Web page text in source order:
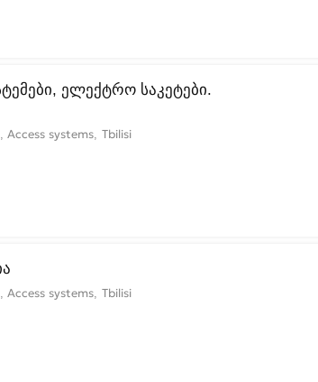
ელექტრო საკეტები.
Access systems Tbilisi
Access systems Tbilisi